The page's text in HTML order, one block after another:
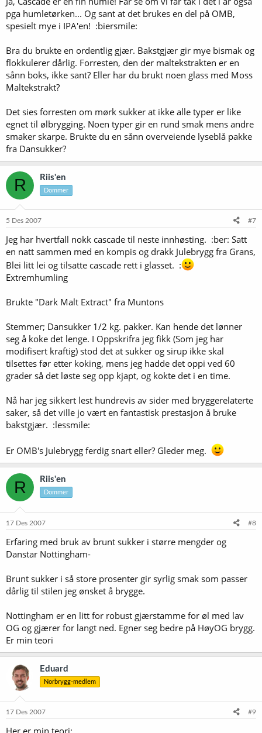
pga humletørken... Og sant at det brukes en del på OMB,
spesielt mye i IPA'en! :biersmile:
Bra du brukte en ordentlig gjær. Bakstgjær gir mye bismak og
flokkulerer dårlig. Forresten, den der maltekstrakten er en
sånn boks, ikke sant? Eller har du brukt noen glass med Moss
Maltekstrakt?
Det sies forresten om mørk sukker at ikke alle typer er like
egnet til ølbrygging. Noen typer gir en rund smak mens andre
smaker skarpe. Brukte du en sånn overveiende lyseblå pakke
fra Dansukker?
R Riis'en
Dommer
5 Des 2007 #7
Jeg har hvertfall nokk cascade til neste innhøsting. :ber: Satt
en natt sammen med en kompis og drakk Julebrygg fra Grans,
Blei litt lei og tilsatte cascade rett i glasset. :
Extremhumling
Brukte "Dark Malt Extract" fra Muntons
Stemmer; Dansukker 1/2 kg. pakker. Kan hende det lønner
seg å koke det lenge. I Oppskrifra jeg fikk (Som jeg har
modifisert kraftig) stod det at sukker og sirup ikke skal
tilsettes før etter koking, mens jeg hadde det oppi ved 60
grader så det løste seg opp kjapt, og kokte det i en time.
Nå har jeg sikkert lest hundrevis av sider med bryggerelaterte
saker, så det ville jo vært en fantastisk prestasjon å bruke
bakstgjær. :lessmile:
Er OMB's Julebrygg ferdig snart eller? Gleder meg.
R Riis'en
Dommer
17 Des 2007 #8
Erfaring med bruk av brunt sukker i større mengder og
Danstar Nottingham-
Brunt sukker i så store prosenter gir syrlig smak som passer
dårlig til stilen jeg ønsket å brygge.
Nottingham er en litt for robust gjærstamme for øl med lav
OG og gjærer for langt ned. Egner seg bedre på HøyOG brygg.
Er min teori
Eduard
Norbrygg-medlem
17 Des 2007 #9
Her er min teori: